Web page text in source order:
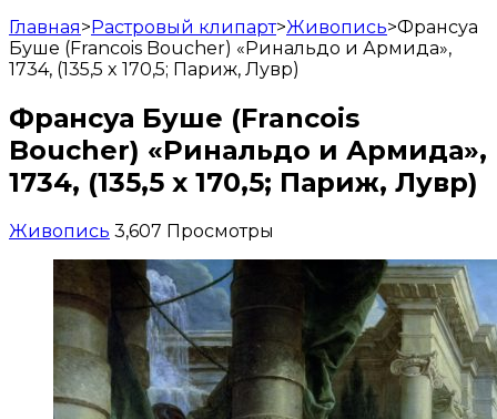
Главная>Растровый клипарт>Живопись>Франсуа
Буше (Francois Boucher) «Ринальдо и Армида»,
1734, (135,5 x 170,5; Париж, Лувр)
Франсуа Буше (Francois
Boucher) «Ринальдо и Армида»,
1734, (135,5 x 170,5; Париж, Лувр)
Живопись 3,607 Просмотры